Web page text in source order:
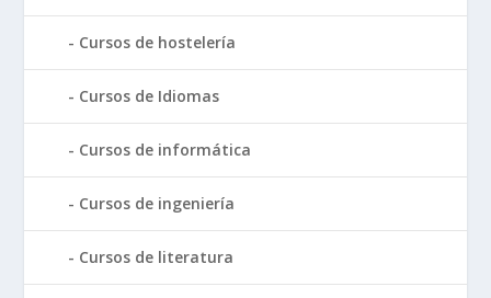
Cursos de hostelería
Cursos de Idiomas
Cursos de informática
Cursos de ingeniería
Cursos de literatura